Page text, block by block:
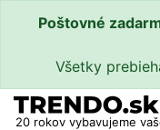
Poštovné
Všetky
20 rokov vybavujeme